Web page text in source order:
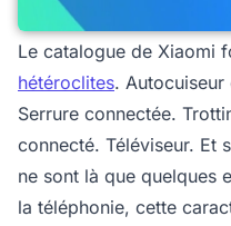
Le catalogue de Xiaomi
hétéroclites.
Serrure connectée.
connecté. Téléviseur. Et
ne sont là que quelques
la téléphonie, cette